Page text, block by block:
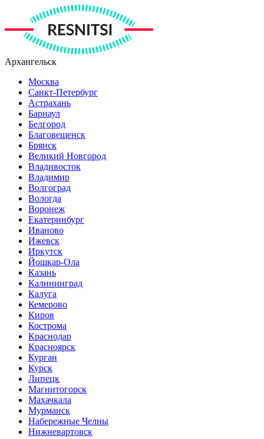
Архангельск
Москва
Санкт-Петербург
Астрахань
Барнаул
Белгород
Благовещенск
Брянск
Великий Новгород
Владивосток
Владимир
Волгоград
Вологда
Воронеж
Екатеринбург
Иваново
Ижевск
Иркутск
Йошкар-Ола
Казань
Калининград
Калуга
Кемерово
Киров
Кострома
Краснодар
Красноярск
Курган
Курск
Липецк
Магнитогорск
Махачкала
Мурманск
Набережные Челны
Нижневартовск